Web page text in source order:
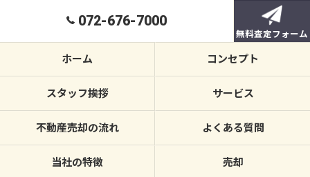
072-676-7000
無料査定フォーム
ホーム コンセプト
スタッフ挨拶 サービス
不動産売却の流れ よくある質問
当社の特徴 売却